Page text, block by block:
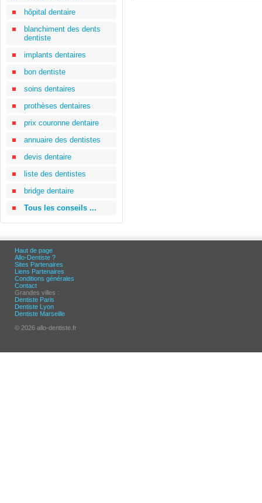
hôpital dentaire
blanchiment des dents
dentiste
implants dentaires
bon dentiste
soins dentaires
prothèses dentaires
prix couronne dentaire
annuaire des dentistes
devis dentaire
liste des dentistes
bridge dentaire
Tous les conseils ...
Haut de page
Allo-Dentiste ?
Sites Partenaires
Liens Partenaires
Conditions générales
Contact
Grandes villes :
Dentiste Paris
Dentiste Lyon
Dentiste Marseille
© 2026 allo-dentiste.fr